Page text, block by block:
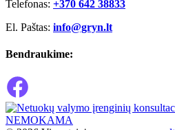
Telefonas: +370 642 38833
El. Paštas: info@gryn.lt
Bendraukime:
NEMOKAMA